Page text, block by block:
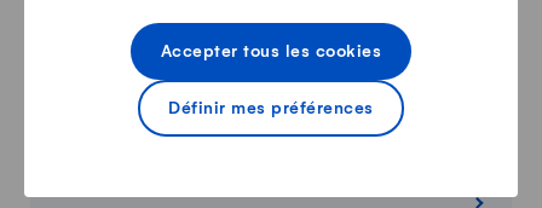
Définir mes préférences
Accepter tous les cookies
Livraison, paiement, retour: toutes les
informations